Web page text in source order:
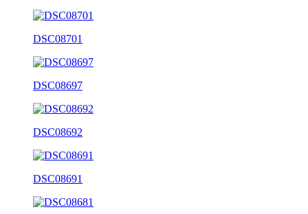
DSC08701
DSC08697
DSC08692
DSC08691